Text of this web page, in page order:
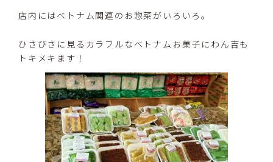
店内にはベトナム関連のお惣菜がいろいろ。
ひさびさに見るカラフルなベトナムお菓子にわん吉も
トキメキます！